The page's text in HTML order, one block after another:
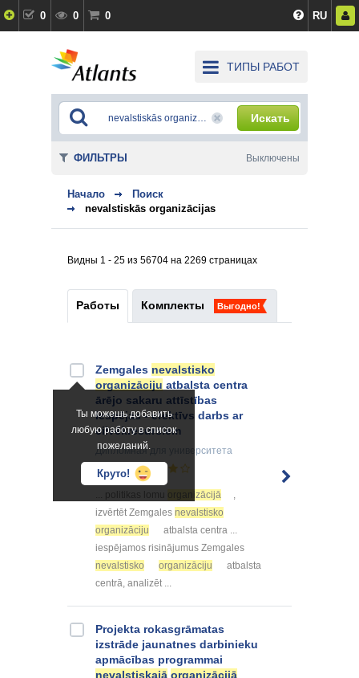
0 0 0 RU
ТИПЫ РАБОТ
Искать
Начало
Поиск
nevalstiskās organizācijas
Видны 1 - 25 из 56704 на 2269 страницах
Работы Комплекты Выгодно!
Ты можешь добавить
любую работу в список
пожеланий.
Круто!
Zemgales nevalstisko
organizāciju atbalsta centra
ārējo sakaru attīstības
iespējas - efektīvs darbs ar
cilvēkresursiem
Дипломнаядля университета
... politikas lomu organizācijā
,
izvērtēt Zemgales nevalstisko
organizāciju
atbalsta centra ...
iespējamos risinājumus Zemgales
nevalstisko
organizāciju
atbalsta
centrā, analizēt ...
Projekta rokasgrāmatas
izstrāde jaunatnes darbinieku
apmācības programmai
nevalstiskajā organizācijā
ФИЛЬТРЫ Выключены